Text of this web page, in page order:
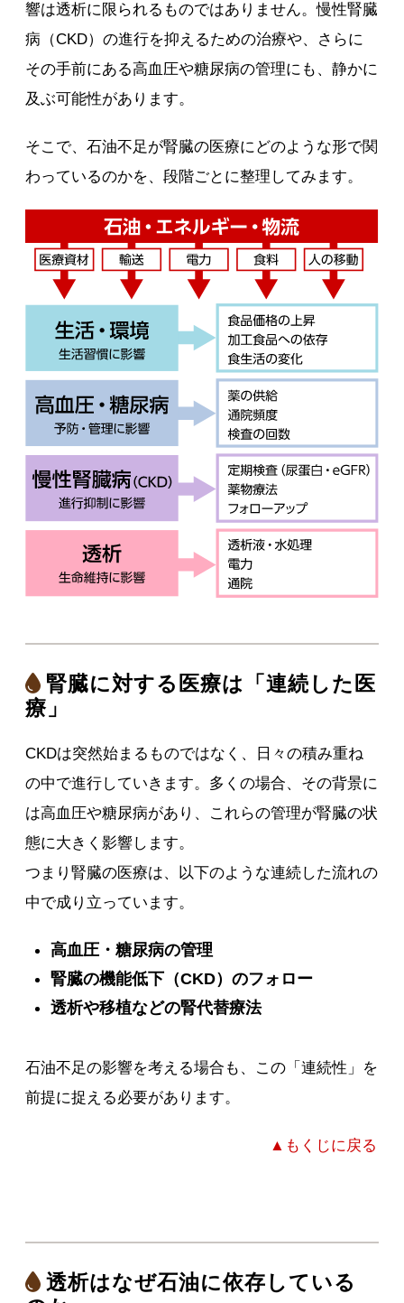
響は透析に限られるものではありません。慢性腎臓
病（CKD）の進行を抑えるための治療や、さらに
その手前にある高血圧や糖尿病の管理にも、静かに
及ぶ可能性があります。
そこで、石油不足が腎臓の医療にどのような形で関
わっているのかを、段階ごとに整理してみます。
腎臓に対する医療は「連続した医
療」
CKDは突然始まるものではなく、日々の積み重ね
の中で進行していきます。多くの場合、その背景に
は高血圧や糖尿病があり、これらの管理が腎臓の状
態に大きく影響します。
つまり腎臓の医療は、以下のような連続した流れの
中で成り立っています。
高血圧・糖尿病の管理
腎臓の機能低下（CKD）のフォロー
透析や移植などの腎代替療法
石油不足の影響を考える場合も、この「連続性」を
前提に捉える必要があります。
▲もくじに戻る
透析はなぜ石油に依存している